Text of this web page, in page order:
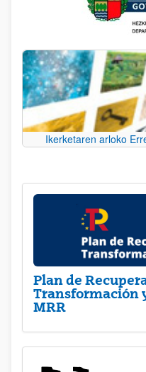
Ikerketaren arloko
Plan de
Transformación
MRR